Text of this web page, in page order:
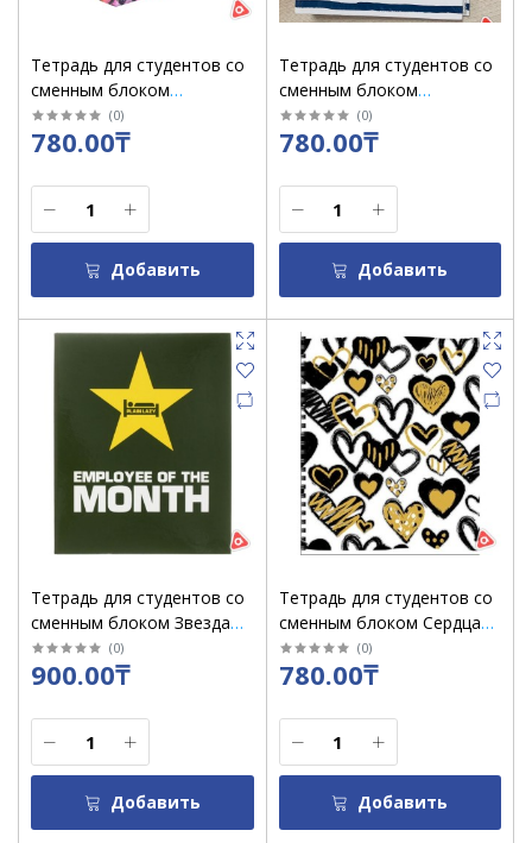
Тетрадь для студентов со
сменным блоком
SEVENTEEN 8539
(0)
780.00₸
Добавить
Тетрадь для студентов со
сменным блоком
SEVENTEEN Secret Garden
8537
(0)
780.00₸
Добавить
Тетрадь для студентов со
сменным блоком Звезда
PL4
(0)
900.00₸
Добавить
Тетрадь для студентов со
сменным блоком Сердца
8538
(0)
780.00₸
Добавить